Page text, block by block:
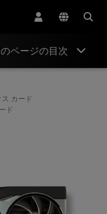
ページの目次
カード
ド